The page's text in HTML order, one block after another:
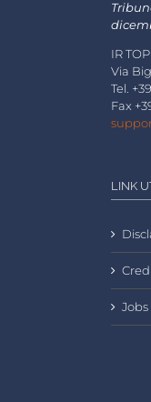
IR
Via
Tel.
Fax
LINK
Jobs